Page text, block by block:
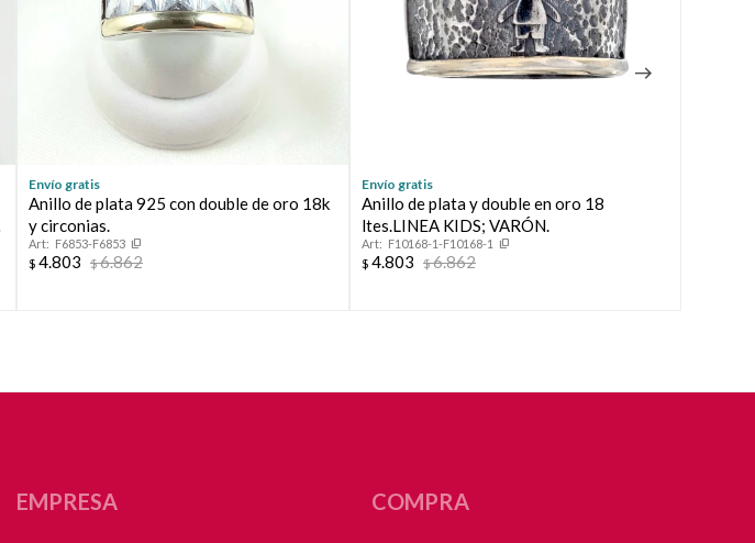
Envío gratis
Anillo de plata 925 con double de oro 18k
y circonias.
F6853-F6853
$ 4.803 $6.862
Envío gratis
Anillo de plata y double en oro 18
ltes.LINEA KIDS; VARÓN.
F10168-1-F10168-1
$ 4.803 $6.862
EMPRESA COMPRA